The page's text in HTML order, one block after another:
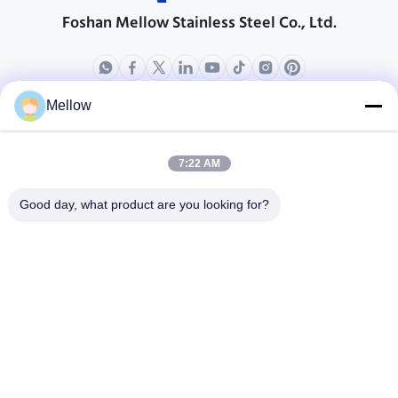
Foshan Mellow Stainless Steel Co., Ltd.
পণ্য
কোম্পানির প্রোফাইল
গুণমান নিয়ন্ত্রণ
Mellow
7:22 AM
Good day, what product are you looking for?